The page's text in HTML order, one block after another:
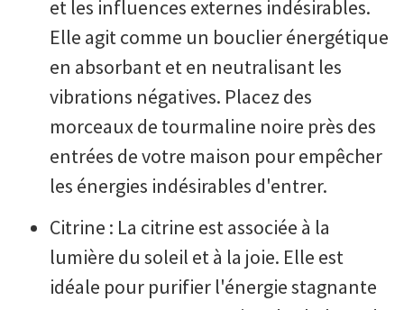
et les influences externes indésirables.
Elle agit comme un bouclier énergétique
en absorbant et en neutralisant les
vibrations négatives. Placez des
morceaux de tourmaline noire près des
entrées de votre maison pour empêcher
les énergies indésirables d'entrer.
Citrine : La citrine est associée à la
lumière du soleil et à la joie. Elle est
idéale pour purifier l'énergie stagnante